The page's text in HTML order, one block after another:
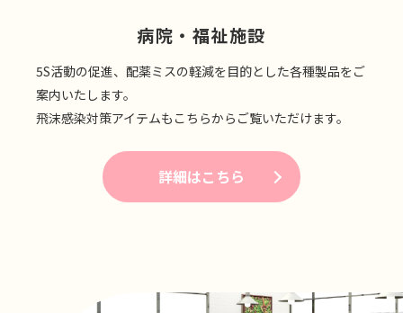
病院・福祉施設
5S活動の促進、配薬ミスの軽減を目的とした各種製品をご
案内いたします。
飛沫感染対策アイテムもこちらからご覧いただけます。
詳細はこちら